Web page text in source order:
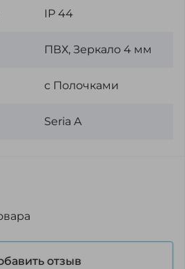
ІР 44
ПВХ, Зеркало 4 мм
с Полочками
Seria A
отзыв